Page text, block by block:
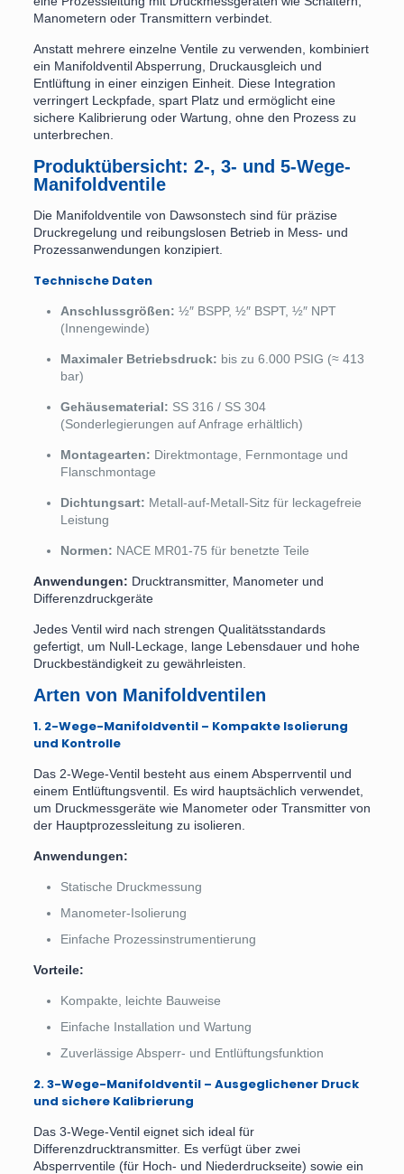
Manometern oder Transmittern verbindet.
Anstatt mehrere einzelne Ventile zu verwenden, kombiniert
ein Manifoldventil Absperrung, Druckausgleich und
Entlüftung in einer einzigen Einheit. Diese Integration
verringert Leckpfade, spart Platz und ermöglicht eine
sichere Kalibrierung oder Wartung, ohne den Prozess zu
unterbrechen.
Produktübersicht: 2-, 3- und 5-Wege-
Manifoldventile
Die Manifoldventile von Dawsonstech sind für präzise
Druckregelung und reibungslosen Betrieb in Mess- und
Prozessanwendungen konzipiert.
Technische Daten
Anschlussgrößen: ½″ BSPP, ½″ BSPT, ½″ NPT
(Innengewinde)
Maximaler Betriebsdruck: bis zu 6.000 PSIG (≈ 413
bar)
Gehäusematerial: SS 316 / SS 304
(Sonderlegierungen auf Anfrage erhältlich)
Montagearten: Direktmontage, Fernmontage und
Flanschmontage
Dichtungsart: Metall-auf-Metall-Sitz für leckagefreie
Leistung
Normen: NACE MR01-75 für benetzte Teile
Anwendungen: Drucktransmitter, Manometer und
Differenzdruckgeräte
Jedes Ventil wird nach strengen Qualitätsstandards
gefertigt, um Null-Leckage, lange Lebensdauer und hohe
Druckbeständigkeit zu gewährleisten.
Arten von Manifoldventilen
1. 2-Wege-Manifoldventil – Kompakte Isolierung
und Kontrolle
Das 2-Wege-Ventil besteht aus einem Absperrventil und
einem Entlüftungsventil. Es wird hauptsächlich verwendet,
um Druckmessgeräte wie Manometer oder Transmitter von
der Hauptprozessleitung zu isolieren.
Anwendungen:
Statische Druckmessung
Manometer-Isolierung
Einfache Prozessinstrumentierung
Vorteile:
Kompakte, leichte Bauweise
Einfache Installation und Wartung
Zuverlässige Absperr- und Entlüftungsfunktion
2. 3-Wege-Manifoldventil – Ausgeglichener Druck
und sichere Kalibrierung
Das 3-Wege-Ventil eignet sich ideal für
Differenzdrucktransmitter. Es verfügt über zwei
Absperrventile (für Hoch- und Niederdruckseite) sowie ein